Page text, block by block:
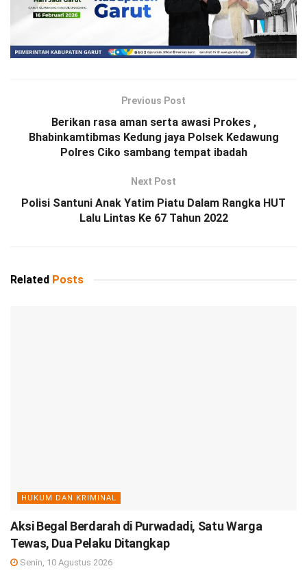
Previous Post
Berikan rasa aman serta awasi Prokes ,
Bhabinkamtibmas Kedung jaya Polsek Kedawung
Polres Ciko sambang tempat ibadah
Next Post
Polisi Santuni Anak Yatim Piatu Dalam Rangka HUT
Lalu Lintas Ke 67 Tahun 2022
Related Posts
HUKUM DAN KRIMINAL
Aksi Begal Berdarah di Purwadadi, Satu Warga
Tewas, Dua Pelaku Ditangkap
Senin, 10 Agustus 2026